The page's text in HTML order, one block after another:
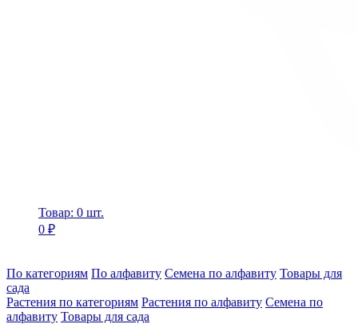
Товар: 0 шт.
0 ₽
По категориям По алфавиту Семена по алфавиту Товары для
сада
Растения по категориям Растения по алфавиту Семена по
алфавиту Товары для сада